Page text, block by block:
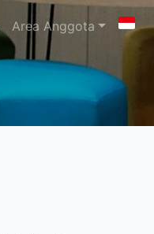
Area Anggota